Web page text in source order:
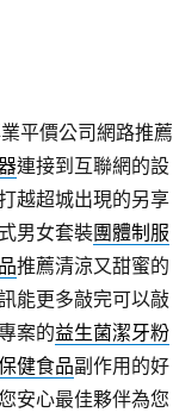
平價公司網路推薦
連接到互聯網的設
越超城出現的另享
男女套裝團體制服
推薦清涼又甜蜜的
能更多敲完可以敲
案的益生菌潔牙粉
健食品副作用的好
安心最佳夥伴為您